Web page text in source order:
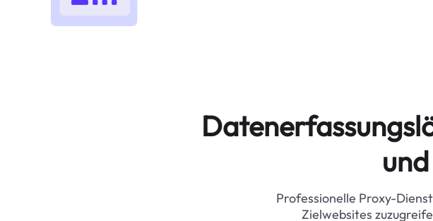
Professionelle Proxy-
Zielwebsites